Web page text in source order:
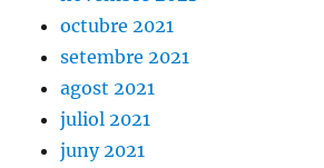
octubre 2021
setembre 2021
agost 2021
juliol 2021
juny 2021